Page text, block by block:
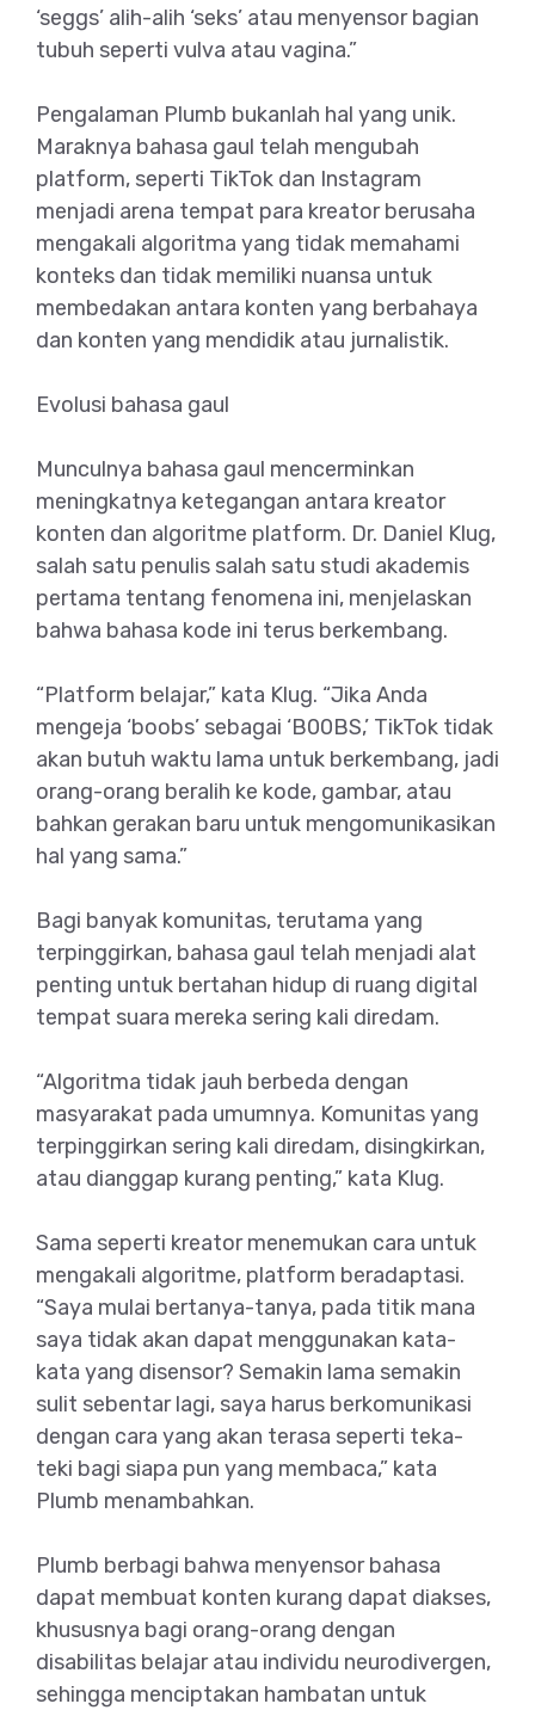
‘seggs’ alih-alih ‘seks’ atau menyensor bagian
tubuh seperti vulva atau vagina.”
Pengalaman Plumb bukanlah hal yang unik.
Maraknya bahasa gaul telah mengubah
platform, seperti TikTok dan Instagram
menjadi arena tempat para kreator berusaha
mengakali algoritma yang tidak memahami
konteks dan tidak memiliki nuansa untuk
membedakan antara konten yang berbahaya
dan konten yang mendidik atau jurnalistik.
Evolusi bahasa gaul
Munculnya bahasa gaul mencerminkan
meningkatnya ketegangan antara kreator
konten dan algoritme platform. Dr. Daniel Klug,
salah satu penulis salah satu studi akademis
pertama tentang fenomena ini, menjelaskan
bahwa bahasa kode ini terus berkembang.
“Platform belajar,” kata Klug. “Jika Anda
mengeja ‘boobs’ sebagai ‘B00BS,’ TikTok tidak
akan butuh waktu lama untuk berkembang, jadi
orang-orang beralih ke kode, gambar, atau
bahkan gerakan baru untuk mengomunikasikan
hal yang sama.”
Bagi banyak komunitas, terutama yang
terpinggirkan, bahasa gaul telah menjadi alat
penting untuk bertahan hidup di ruang digital
tempat suara mereka sering kali diredam.
“Algoritma tidak jauh berbeda dengan
masyarakat pada umumnya. Komunitas yang
terpinggirkan sering kali diredam, disingkirkan,
atau dianggap kurang penting,” kata Klug.
Sama seperti kreator menemukan cara untuk
mengakali algoritme, platform beradaptasi.
“Saya mulai bertanya-tanya, pada titik mana
saya tidak akan dapat menggunakan kata-
kata yang disensor? Semakin lama semakin
sulit sebentar lagi, saya harus berkomunikasi
dengan cara yang akan terasa seperti teka-
teki bagi siapa pun yang membaca,” kata
Plumb menambahkan.
Plumb berbagi bahwa menyensor bahasa
dapat membuat konten kurang dapat diakses,
khususnya bagi orang-orang dengan
disabilitas belajar atau individu neurodivergen,
sehingga menciptakan hambatan untuk